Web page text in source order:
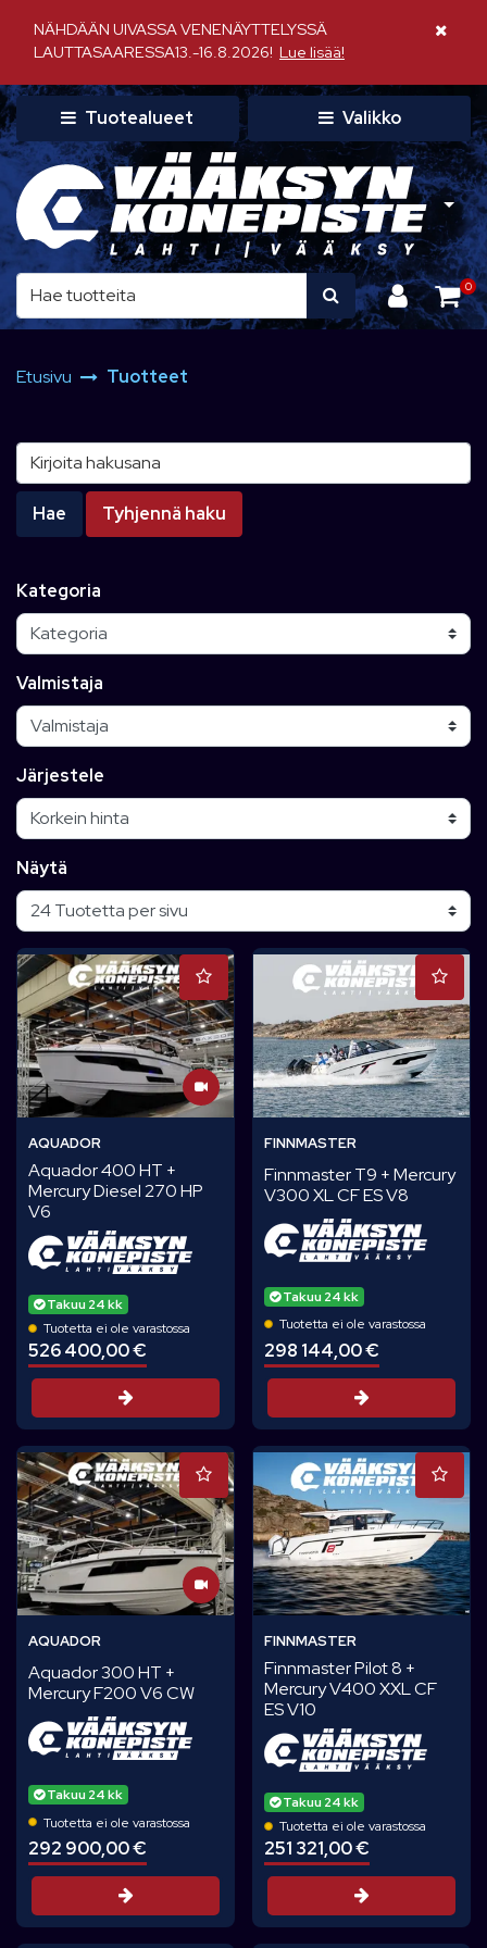
NÄHDÄÄN UIVASSA VENENÄYTTELYSSÄ
LAUTTASAARESSA13.-16.8.2026! Lue lisää!
Sulje
Tuotealueet Valikko
0
Etusivu Tuotteet
Kirjoita hakusana
Hae Tyhjennä haku
Kategoria
Valmistaja
Järjestele
Näytä
AQUADOR
Aquador 400 HT +
Mercury Diesel 270 HP
V6
Takuu 24 kk
Tuotetta ei ole varastossa
526 400,00 €
Tarjouspyyntö
FINNMASTER
Finnmaster T9 + Mercury
V300 XL CF ES V8
Takuu 24 kk
Tuotetta ei ole varastossa
298 144,00 €
AQUADOR
Aquador 300 HT +
Mercury F200 V6 CW
Takuu 24 kk
Tuotetta ei ole varastossa
292 900,00 €
Tarjouspyyntö
FINNMASTER
Finnmaster Pilot 8 +
Mercury V400 XXL CF
ES V10
Takuu 24 kk
Tuotetta ei ole varastossa
251 321,00 €